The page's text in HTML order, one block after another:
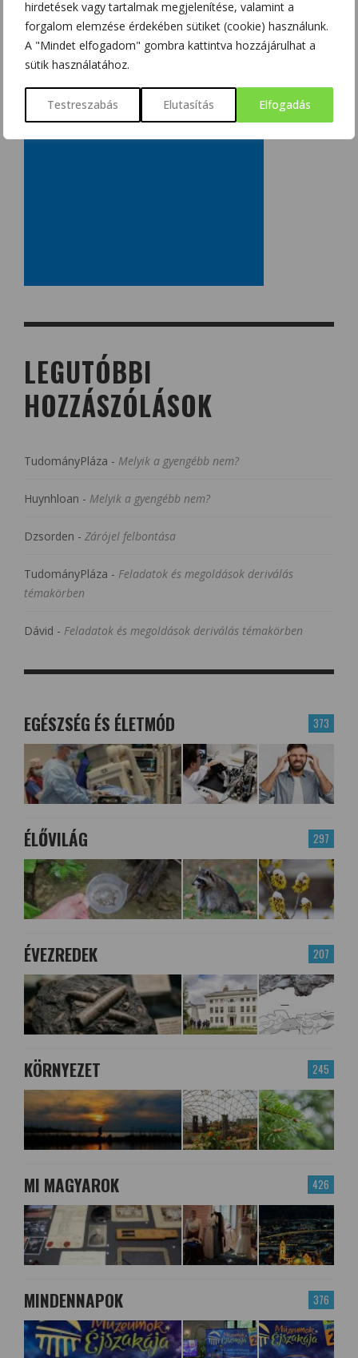
hirdetések vagy tartalmak megjelenítése, valamint a
forgalom elemzése érdekében sütiket (cookie) használunk.
A "Mindet elfogadom" gombra kattintva hozzájárulhat a
sütik használatához.
Testreszabás Elutasítás Elfogadás
LEGUTÓBBI
HOZZÁSZÓLÁSOK
TudományPláza - Melyik a gyengébb nem?
Huynhloan - Melyik a gyengébb nem?
Dzsorden - Zárójel felbontása
TudományPláza - Feladatok és megoldások deriválás
témakörben
Dávid - Feladatok és megoldások deriválás témakörben
373
EGÉSZSÉG ÉS ÉLETMÓD
297
ÉLŐVILÁG
207
ÉVEZREDEK
245
KÖRNYEZET
426
MI MAGYAROK
376
MINDENNAPOK